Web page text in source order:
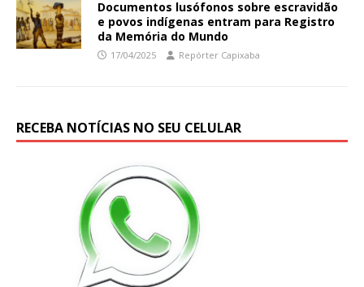
Documentos lusófonos sobre escravidão
e povos indígenas entram para Registro
da Memória do Mundo
17/04/2025 Repórter Capixaba
RECEBA NOTÍCIAS NO SEU CELULAR